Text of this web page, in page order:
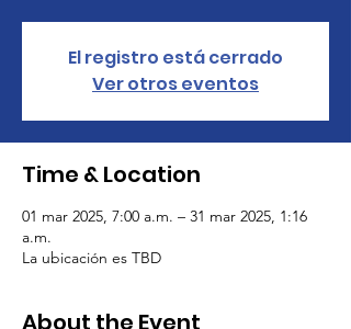
El registro está cerrado
Ver otros eventos
Time & Location
01 mar 2025, 7:00 a.m. – 31 mar 2025, 1:16
a.m.
La ubicación es TBD
About the Event